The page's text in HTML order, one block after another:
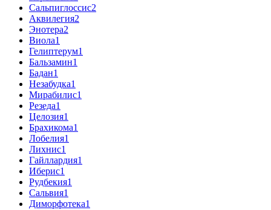
Сальпиглоссис2
Аквилегия2
Энотера2
Виола1
Гелиптерум1
Бальзамин1
Бадан1
Незабудка1
Мирабилис1
Резеда1
Целозия1
Брахикома1
Лобелия1
Лихнис1
Гайллардия1
Иберис1
Рудбекия1
Сальвия1
Диморфотека1